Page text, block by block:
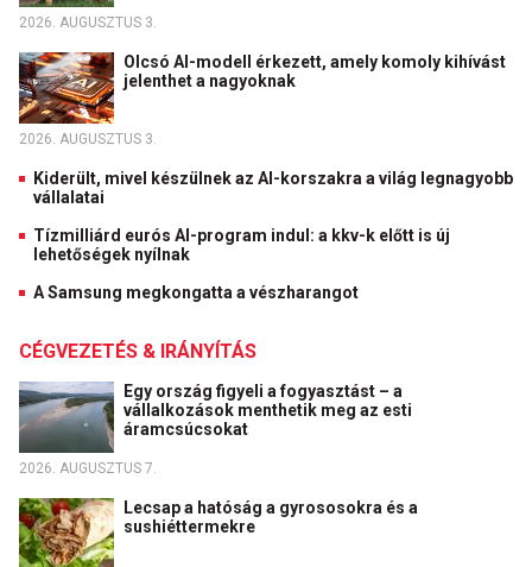
2026. AUGUSZTUS 3.
Olcsó AI-modell érkezett, amely komoly kihívást
jelenthet a nagyoknak
2026. AUGUSZTUS 3.
Kiderült, mivel készülnek az AI-korszakra a világ legnagyobb
vállalatai
Tízmilliárd eurós AI-program indul: a kkv-k előtt is új
lehetőségek nyílnak
A Samsung megkongatta a vészharangot
CÉGVEZETÉS & IRÁNYÍTÁS
Egy ország figyeli a fogyasztást – a
vállalkozások menthetik meg az esti
áramcsúcsokat
2026. AUGUSZTUS 7.
Lecsap a hatóság a gyrososokra és a
sushiéttermekre